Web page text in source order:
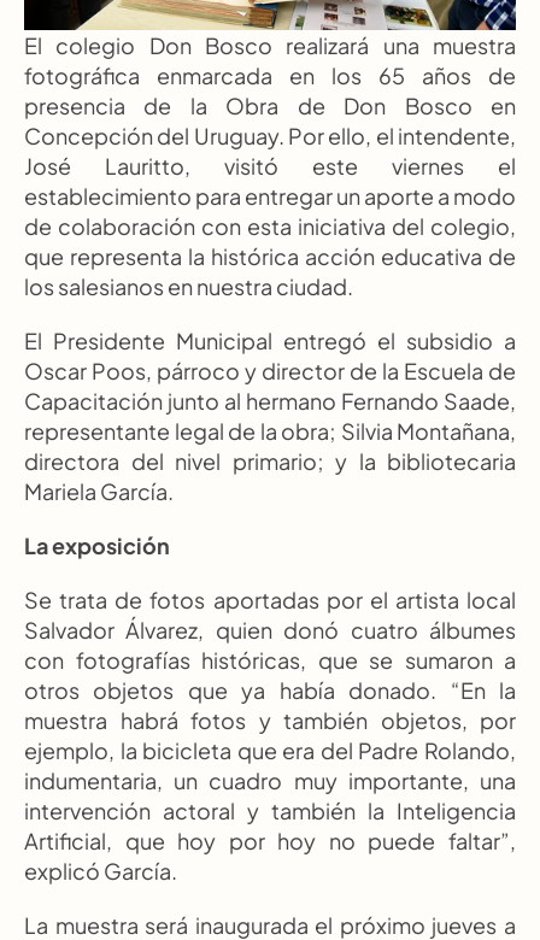
El colegio Don Bosco realizará una muestra
fotográfica enmarcada en los 65 años de
presencia de la Obra de Don Bosco en
Concepción del Uruguay. Por ello, el intendente,
José Lauritto, visitó este viernes el
establecimiento para entregar un aporte a modo
de colaboración con esta iniciativa del colegio,
que representa la histórica acción educativa de
los salesianos en nuestra ciudad.
El Presidente Municipal entregó el subsidio a
Oscar Poos, párroco y director de la Escuela de
Capacitación junto al hermano Fernando Saade,
representante legal de la obra; Silvia Montañana,
directora del nivel primario; y la bibliotecaria
Mariela García.
La exposición
Se trata de fotos aportadas por el artista local
Salvador Álvarez, quien donó cuatro álbumes
con fotografías históricas, que se sumaron a
otros objetos que ya había donado. “En la
muestra habrá fotos y también objetos, por
ejemplo, la bicicleta que era del Padre Rolando,
indumentaria, un cuadro muy importante, una
intervención actoral y también la Inteligencia
Artificial, que hoy por hoy no puede faltar”,
explicó García.
La muestra será inaugurada el próximo jueves a